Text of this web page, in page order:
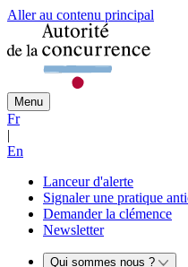
Aller au contenu principal
Menu
Fr
|
En
Lanceur d'alerte
Signaler une pratique
Demander la clémence
Newsletter
Qui sommes nous ?